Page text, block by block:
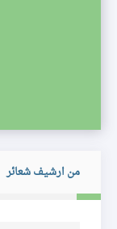
من ارشيف شعائر